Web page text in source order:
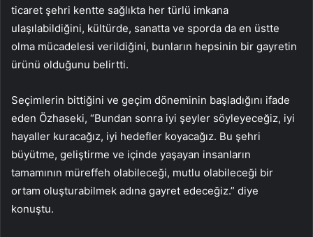
ticaret şehri kentte sağlıkta her türlü imkana
ulaşılabildiğini, kültürde, sanatta ve sporda da en üstte
olma mücadelesi verildiğini, bunların hepsinin bir gayretin
ürünü olduğunu belirtti.
Seçimlerin bittiğini ve geçim döneminin başladığını ifade
eden Özhaseki, “Bundan sonra iyi şeyler söyleyeceğiz, iyi
hayaller kuracağız, iyi hedefler koyacağız. Bu şehri
büyütme, geliştirme ve içinde yaşayan insanların
tamamının müreffeh olabileceği, mutlu olabileceği bir
ortam oluşturabilmek adına gayret edeceğiz.” diye
konuştu.